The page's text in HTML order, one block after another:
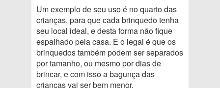
Um exemplo de seu uso é no quarto das
crianças, para que cada brinquedo tenha
seu local ideal, e desta forma não fique
espalhado pela casa. E o legal é que os
brinquedos também podem ser separados
por tamanho, ou mesmo por dias de
brincar, e com isso a bagunça das
crianças vai ser bem menor.